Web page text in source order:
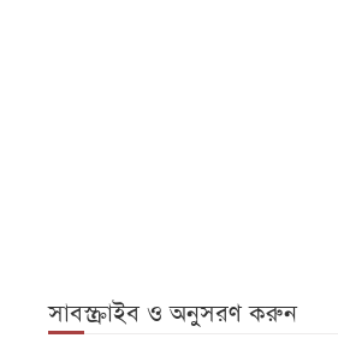
সাবস্ক্রাইব ও অনুসরণ করুন